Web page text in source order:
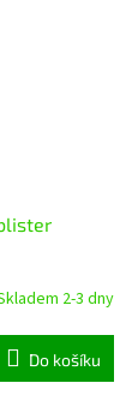
2-3 dny
Do košíku